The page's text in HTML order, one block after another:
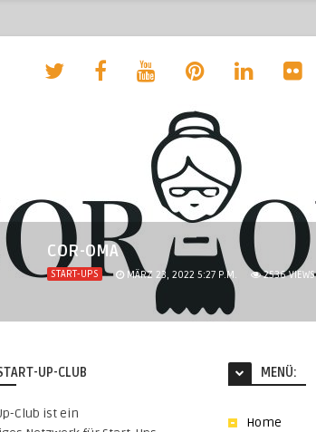
COR-OMA
START-UPS MÄRZ 23, 2022 5:27 P.M. 2536VIEWS
UP-CLUB
Club ist ein
MENÜ:
Home